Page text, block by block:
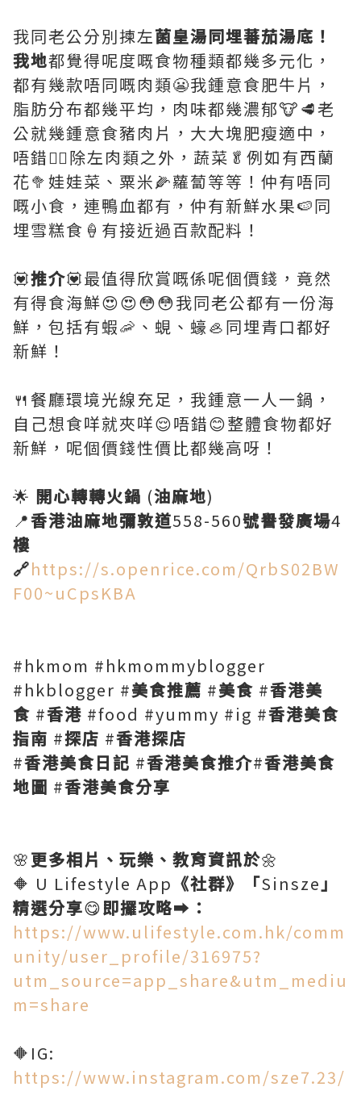
我同老公分別揀左菌皇湯同埋蕃茄湯底！
我地都覺得呢度嘅食物種類都幾多元化，
都有幾款唔同嘅肉類😬我鍾意食肥牛片，
脂肪分布都幾平均，肉味都幾濃郁🐮🥩老
公就幾鍾意食豬肉片，大大塊肥瘦適中，
唔錯👍🏻除左肉類之外，蔬菜🥬例如有西蘭
花🥦娃娃菜、粟米🌽蘿蔔等等！仲有唔同
嘅小食，連鴨血都有，仲有新鮮水果🍉同
埋雪糕食🍦有接近過百款配料！
💟推介💟最值得欣賞嘅係呢個價錢，竟然
有得食海鮮😍😍😳😳我同老公都有一份海
鮮，包括有蝦🦐、蜆、蠔🦪同埋青口都好
新鮮！
🍴餐廳環境光線充足，我鍾意一人一鍋，
自己想食咩就夾咩😌唔錯😊整體食物都好
新鮮，呢個價錢性價比都幾高呀！
🌟 開心轉轉火鍋 (油麻地)
📍香港油麻地彌敦道558-560號譽發廣場4
樓
🔗https://s.openrice.com/QrbS02BW
F00~uCpsKBA
#hkmom #hkmommyblogger
#hkblogger #美食推薦 #美食 #香港美
食 #香港 #food #yummy #ig #香港美食
指南 #探店 #香港探店
#香港美食日記 #香港美食推介#香港美食
地圖 #香港美食分享
🌸更多相片、玩樂、教育資訊於🌼
🔶 U Lifestyle App 《社群》「Sinsze 」
精選分享😋即攞攻略➡️ ：
https://www.ulifestyle.com.hk/comm
unity/user_profile/316975?
utm_source=app_share&utm_mediu
m=share
🔶IG:
https://www.instagram.com/sze7.23/